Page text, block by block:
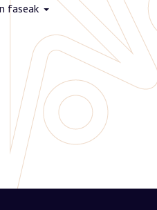
faseak